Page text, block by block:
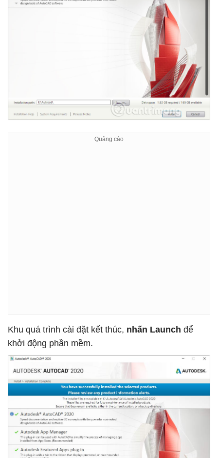
Khu quá trình cài đặt kết thúc, nhấn Launch để
khởi động phần mềm.